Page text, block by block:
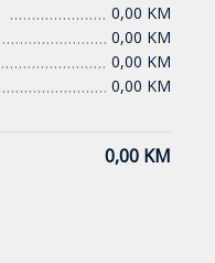
0,00 KM
0,00 KM
0,00 KM
0,00 KM
0,00 KM